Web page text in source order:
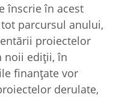
înscrie în acest
parcursul anului,
proiectelor
noii ediții, în
finanțate vor
derulate,